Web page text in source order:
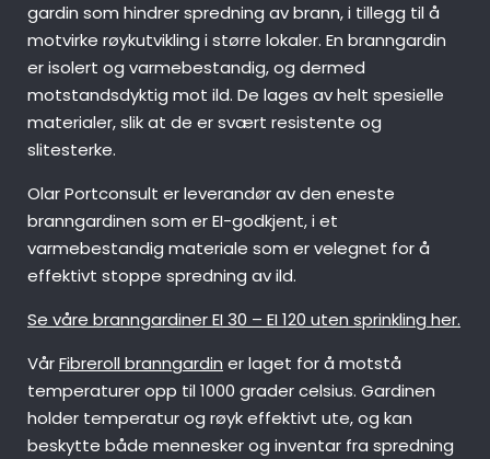
gardin som hindrer spredning av brann, i tillegg til å
motvirke røykutvikling i større lokaler. En branngardin
er isolert og varmebestandig, og dermed
motstandsdyktig mot ild. De lages av helt spesielle
materialer, slik at de er svært resistente og
slitesterke.
Olar Portconsult er leverandør av den eneste
branngardinen som er EI-godkjent, i et
varmebestandig materiale som er velegnet for å
effektivt stoppe spredning av ild.
Se våre branngardiner EI 30 – EI 120 uten sprinkling her.
VårFibreroll branngardin er laget for å motstå
temperaturer opp til 1000 grader celsius. Gardinen
holder temperatur og røyk effektivt ute, og kan
beskytte både mennesker og inventar fra spredning